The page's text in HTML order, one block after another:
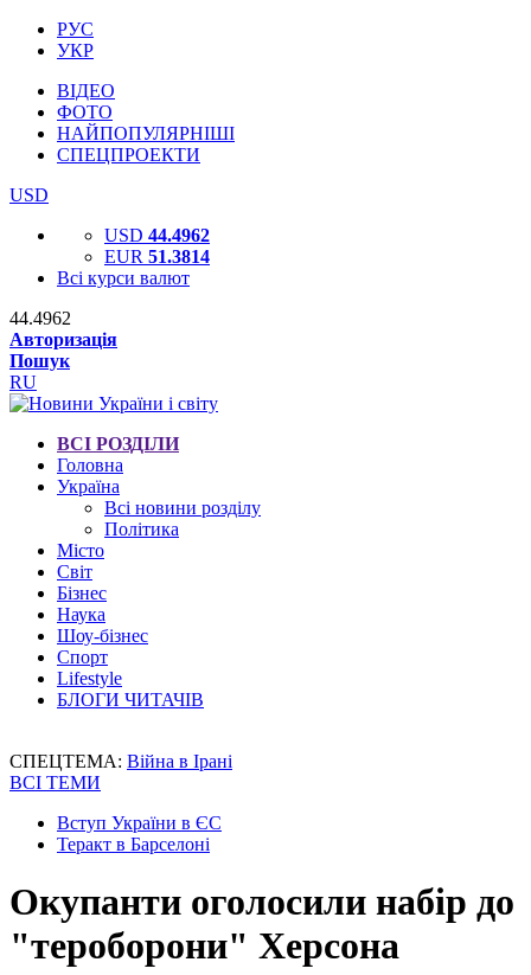
РУС
УКР
ВІДЕО
ФОТО
НАЙПОПУЛЯРНІШІ
СПЕЦПРОЕКТИ
USD
USD 44.4962
EUR 51.3814
Всі курси валют
44.4962
Авторизація
Пошук
RU
ВСІ РОЗДІЛИ
Головна
Україна
Всі новини розділу
Політика
Місто
Світ
Бізнес
Наука
Шоу-бізнес
Спорт
Lifestyle
БЛОГИ ЧИТАЧІВ
СПЕЦТЕМА: Війна в Ірані
ВСІ ТЕМИ
Вступ України в ЄС
Теракт в Барселоні
Окупанти оголосили набір до
"тероборони" Херсона